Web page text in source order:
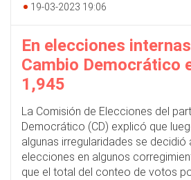
19-03-2023 19:06
En elecciones
Cambio Democrático
1,945
La Comisión de Elecciones del
Democrático (CD) explicó que
algunas irregularidades se decidió
elecciones en algunos
que el total del conteo de votos